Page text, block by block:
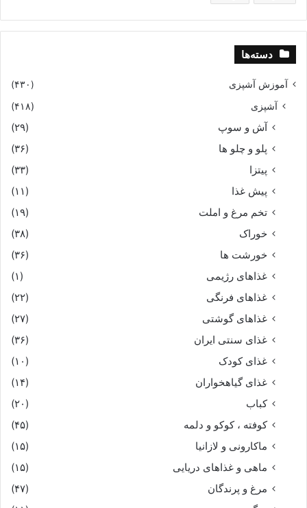
دسته‌ها
آموزش آشپزی (۴۳۰)
آشپزی (۴۱۸)
آش و سوپ
(۲۹)
پلو و چلو ها
(۳۶)
پیتزا
(۳۳)
پیش غذا
(۱۱)
تخم مرغ و املت
(۱۹)
خوراک
(۳۸)
خورشت ها
(۳۶)
غذاهای رژیمی
(۱)
غذاهای فرنگی
(۲۲)
غذاهای گوشتی
(۲۷)
غذای سنتی ایران
(۳۶)
غذای کودک
(۱۰)
غذای گیاهخواران
(۱۴)
کباب
(۲۰)
کوفته ، کوکو و دلمه
(۴۵)
ماکارونی و لازانیا
(۱۵)
ماهی و غذاهای دریایی
(۱۵)
مرغ و پرندگان
(۴۷)